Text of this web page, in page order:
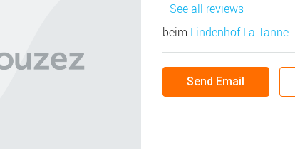
See all reviews
beim Lindenhof La Tanne
Send Email